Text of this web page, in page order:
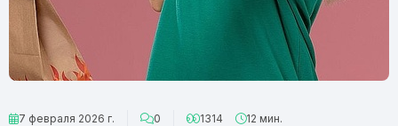
7 февраля 2026 г. 0 1314 12 мин.